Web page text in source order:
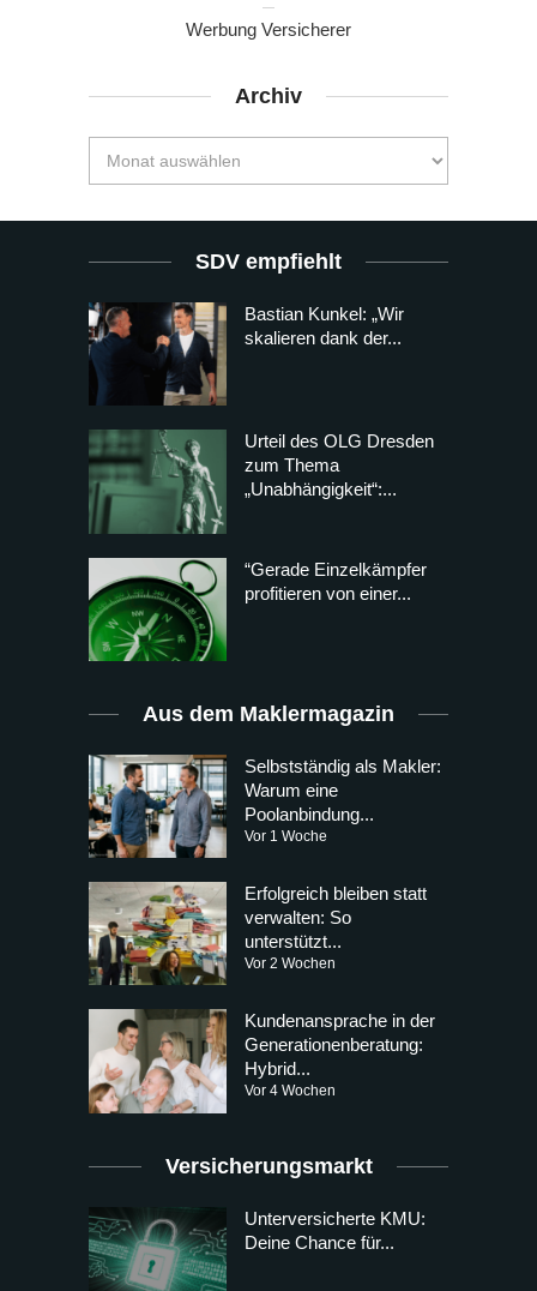
Werbung Versicherer
Archiv
SDV empfiehlt
Bastian Kunkel: „Wir
skalieren dank der...
Urteil des OLG Dresden
zum Thema
„Unabhängigkeit“:...
“Gerade Einzelkämpfer
profitieren von einer...
Aus dem Maklermagazin
Selbstständig als Makler:
Warum eine
Poolanbindung...
Vor 1 Woche
Erfolgreich bleiben statt
verwalten: So
unterstützt...
Vor 2 Wochen
Kundenansprache in der
Generationenberatung:
Hybrid...
Vor 4 Wochen
Versicherungsmarkt
Unterversicherte KMU:
Deine Chance für...